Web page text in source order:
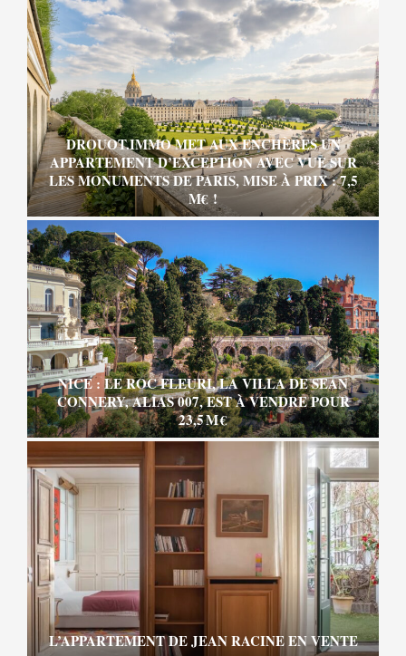
DROUOT.IMMO MET AUX ENCHÈRES UN
APPARTEMENT D’EXCEPTION AVEC VUE SUR
LES MONUMENTS DE PARIS, MISE À PRIX : 7,5
M€ !
NICE : LE ROC FLEURI, LA VILLA DE SEAN
CONNERY, ALIAS 007, EST À VENDRE POUR
23,5 M €
L’APPARTEMENT DE JEAN RACINE EN VENTE